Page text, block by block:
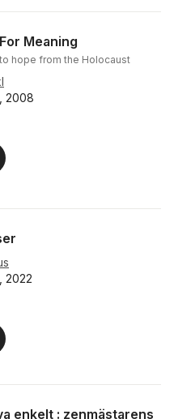
Meaning
hope from the Holocaust
2008
Totalt antal röster:
2022
antal röster:
enkelt : zenmästarens